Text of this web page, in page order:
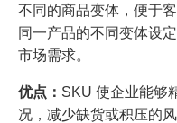
不同的商品变体，便于
同一产品的不同变体设
市场需求。
优点： SKU 使企业能够
况，减少缺货或积压的